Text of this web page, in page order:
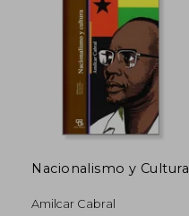
dcto.
Nacionalismo y Cultura
Amilcar Cabral